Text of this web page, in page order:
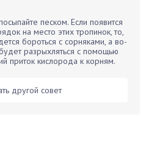
песком. Если появится
на место этих тропинок, то,
бороться с сорняками, а во-
разрыхляться с помощью
приток кислорода к корням.
другой совет